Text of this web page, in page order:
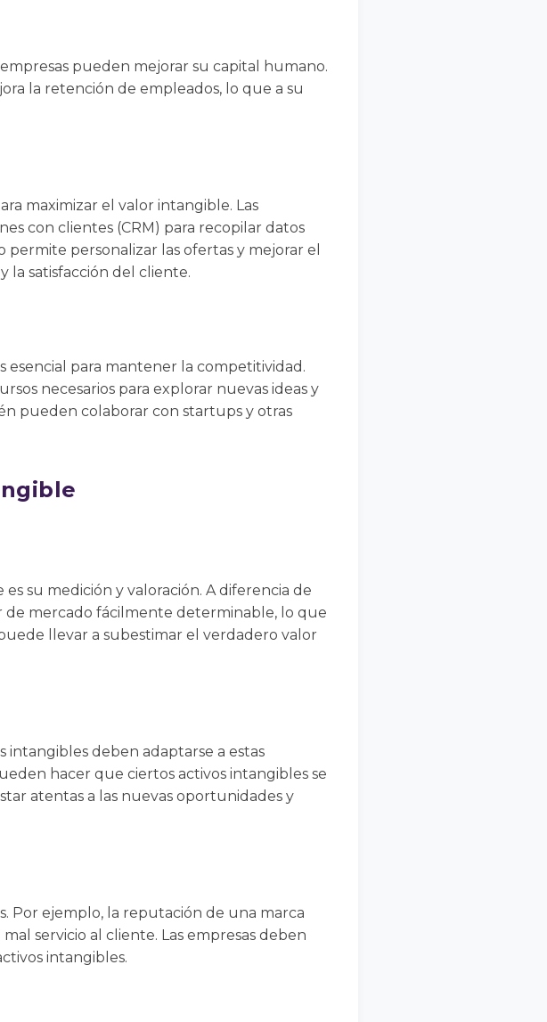
pueden mejorar su capital humano.
la retención de empleados, lo que a su
maximizar el valor intangible. Las
con clientes (CRM) para recopilar datos
personalizar las ofertas y mejorar el
la satisfacción del cliente.
para mantener la competitividad.
necesarios para explorar nuevas ideas y
pueden colaborar con startups y otras
su medición y valoración. A diferencia de
de mercado fácilmente determinable, lo que
llevar a subestimar el verdadero valor
intangibles deben adaptarse a estas
hacer que ciertos activos intangibles se
atentas a las nuevas oportunidades y
Por ejemplo, la reputación de una marca
servicio al cliente. Las empresas deben
intangibles.